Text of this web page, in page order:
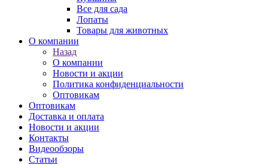
Все для сада
Лопаты
Товары для животных
О компании
Назад
О компании
Новости и акции
Политика конфиденциальности
Оптовикам
Оптовикам
Доставка и оплата
Новости и акции
Контакты
Видеообзоры
Статьи